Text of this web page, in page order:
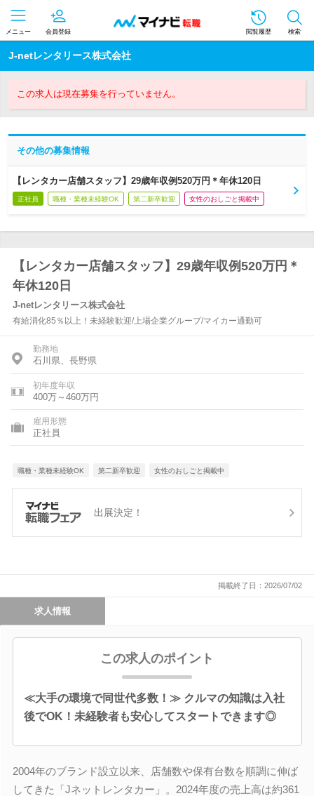
メニュー 会員登録 閲覧履歴 検索
J-netレンタリース株式会社
この求人は現在募集を行っていません。
その他の募集情報
【レンタカー店舗スタッフ】29歳年収例520万円＊年休120日
正社員 職種・業種未経験OK 第二新卒歓迎 女性のおしごと掲載中
【レンタカー店舗スタッフ】29歳年収例520万円＊
年休120日
J-netレンタリース株式会社
有給消化85％以上！未経験歓迎/上場企業グループ/マイカー通勤可
勤務地
石川県、長野県
初年度年収
400万～460万円
雇用形態
正社員
職種・業種未経験OK 第二新卒歓迎 女性のおしごと掲載中
出展決定！
掲載終了日：2026/07/02
求人情報
この求人のポイント
≪大手の環境で同世代多数！≫ クルマの知識は入社
後でOK！未経験者も安心してスタートできます◎
2004年のブランド設立以来、店舗数や保有台数を順調に伸ば
してきた「Jネットレンタカー」。2024年度の売上高は約361